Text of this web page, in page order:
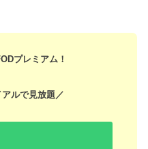
プレミアム！
ルで見放題／